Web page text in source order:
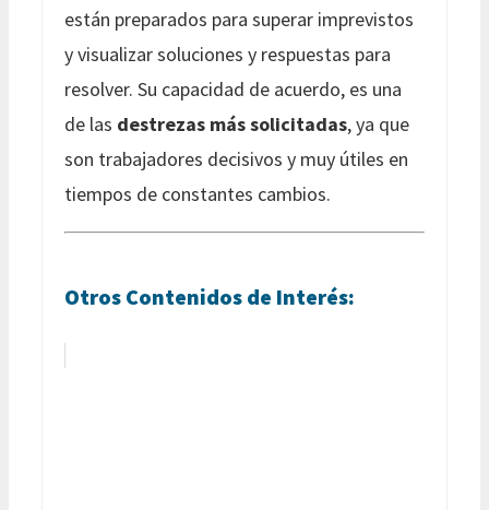
están preparados para superar imprevistos
y visualizar soluciones y respuestas para
resolver. Su capacidad de acuerdo, es una
de las destrezas más solicitadas, ya que
son trabajadores decisivos y muy útiles en
tiempos de constantes cambios.
Otros Contenidos de Interés: